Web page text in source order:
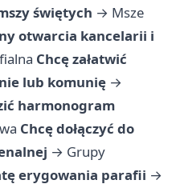
świętych → Msze
otwarcia kancelarii i
Chcę załatwić
lub komunię →
harmonogram
Chcę dołączyć do
→ Grupy
erygowania parafii →